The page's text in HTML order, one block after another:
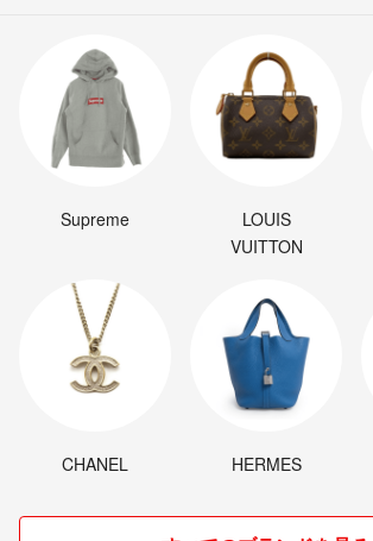
Supreme
LOUIS
VUITTON
CHANEL HERMES